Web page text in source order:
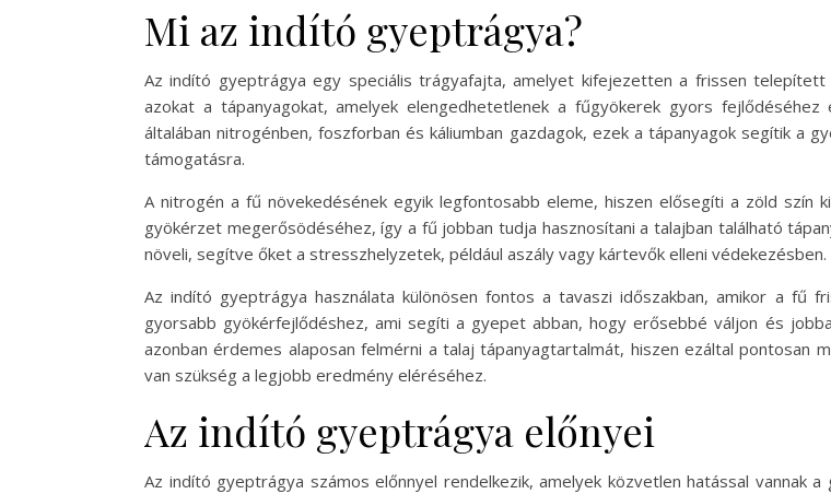
Mi az indító gyeptrágya?
Az indító gyeptrágya egy speciális trágyafajta, amelyet kifejezetten a frissen
azokat a tápanyagokat, amelyek elengedhetetlenek a fűgyökerek gyors
általában nitrogénben, foszforban és káliumban gazdagok, ezek a tápanyagok segítik a
támogatásra.
A nitrogén a fű növekedésének egyik legfontosabb eleme, hiszen elősegíti a zöld szín
gyökérzet megerősödéséhez, így a fű jobban tudja hasznosítani a talajban található
növeli, segítve őket a stresszhelyzetek, például aszály vagy kártevők elleni védekezésben.
Az indító gyeptrágya használata különösen fontos a tavaszi időszakban, amikor a fű
gyorsabb gyökérfejlődéshez, ami segíti a gyepet abban, hogy erősebbé váljon és
azonban érdemes alaposan felmérni a talaj tápanyagtartalmát, hiszen ezáltal pontosan
van szükség a legjobb eredmény eléréséhez.
Az indító gyeptrágya előnyei
Az indító gyeptrágya számos előnnyel rendelkezik, amelyek közvetlen hatással vannak